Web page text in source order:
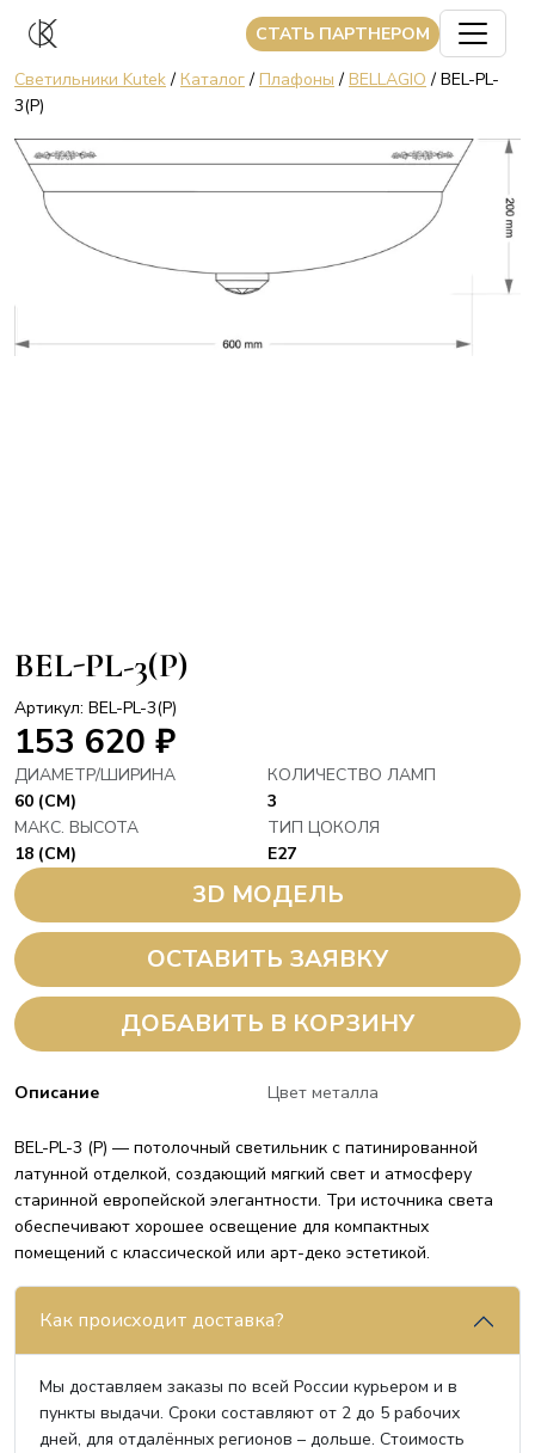
CТАТЬ ПАРТНЕРОМ
Светильники Kutek/ Каталог/ Плафоны / BELLAGIO / BEL-PL-
3(P)
BEL-PL-3(P)
Артикул: BEL-PL-3(P)
153 620 ₽
ДИАМЕТР/ШИРИНА
60 (СМ)
КОЛИЧЕСТВО ЛАМП
3
МАКС. ВЫСОТА
18 (СМ)
ТИП ЦОКОЛЯ
E27
3D МОДЕЛЬ
ОСТАВИТЬ ЗАЯВКУ
ДОБАВИТЬ В КОРЗИНУ
Описание Цвет металла
BEL-PL-3 (P) — потолочный светильник с патинированной
латунной отделкой, создающий мягкий свет и атмосферу
старинной европейской элегантности. Три источника света
обеспечивают хорошее освещение для компактных
помещений с классической или арт-деко эстетикой.
Как происходит доставка?
Мы доставляем заказы по всей России курьером и в
пункты выдачи. Сроки составляют от 2 до 5 рабочих
дней, для отдалённых регионов – дольше. Стоимость